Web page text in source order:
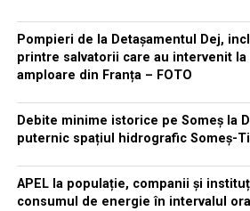
Pompieri de la Detașamentul Dej,
printre salvatorii care au intervenit
amploare din Franța – FOTO
Debite minime istorice pe Someș la
puternic spațiul hidrografic Someș-
APEL la populație, companii și
consumul de energie în intervalul